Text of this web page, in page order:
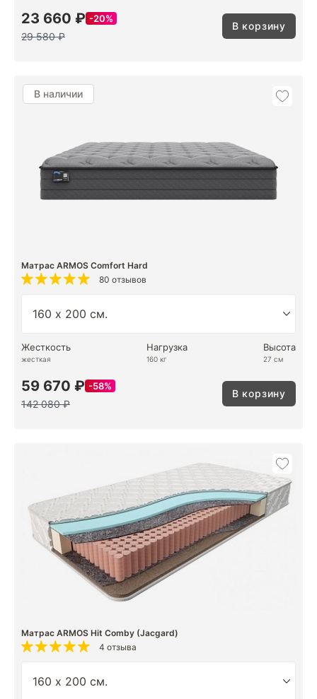
23 660 ₽ 20%
29 580 ₽
В корзину
В наличии
Матрас ARMOS Comfort Hard
80 отзывов
Жесткость
жесткая
Нагрузка
160 кг
Высота
27 см
59 670 ₽ 58%
142 080 ₽
В корзину
Матрас ARMOS Hit Comby (Jacgard)
4 отзыва